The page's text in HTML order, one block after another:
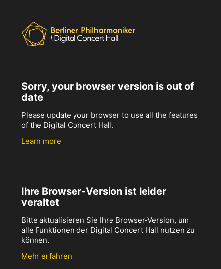
Sorry, your browser version is out of
date
Please update your browser to use all the features
of the Digital Concert Hall.
Learn more
Ihre Browser-Version ist leider
veraltet
Bitte aktualisieren Sie Ihre Browser-Version, um
alle Funktionen der Digital Concert Hall nutzen zu
können.
Mehr erfahren